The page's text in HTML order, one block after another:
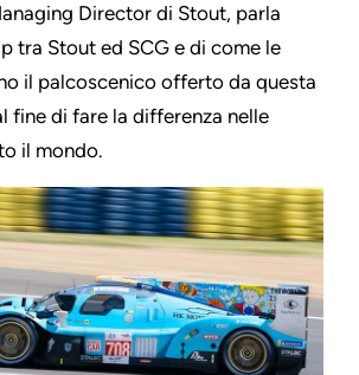
Director di Stout, parla
tra Stout ed SCG e di come le
il palcoscenico offerto da questa
fine di fare la differenza nelle
il mondo.